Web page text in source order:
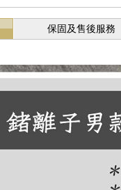
保固及售後服務